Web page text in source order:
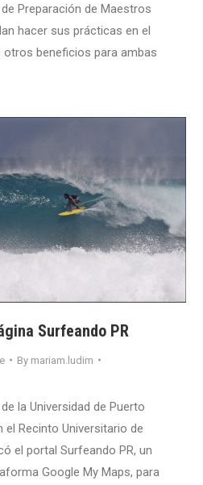
Preparación de Maestros
hacer sus prácticas en el
beneficios para ambas
Surfeando PR
By mariam.ludim
la Universidad de Puerto
el Recinto Universitario de
el portal Surfeando PR, un
Google My Maps, para